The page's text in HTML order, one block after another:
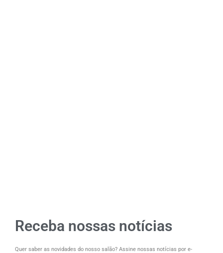
Receba nossas notícias
Quer saber as novidades do nosso salão? Assine nossas notícias por e-